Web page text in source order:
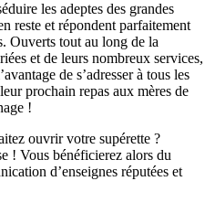
les adeptes des grandes
reste et répondent parfaitement
Ouverts tout au long de la
et de leurs nombreux services,
de s’adresser à tous les
prochain repas aux mères de
!
ouvrir votre supérette ?
! Vous bénéficierez alors du
d’enseignes réputées et